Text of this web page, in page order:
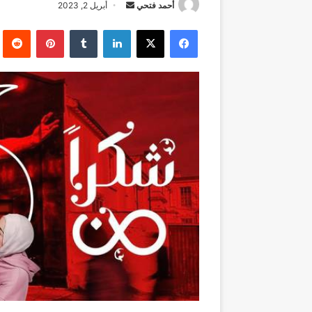
أحمد فتحي
أرسل
إلكترونيا
أبريل 2, 2023
فيسبوك ‫X لينكدإن بينتيريست